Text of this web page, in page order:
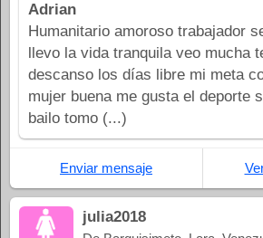
Adrian
Humanitario amoroso trabajador
llevo la vida tranquila veo mucha
descanso los días libre mi meta
mujer buena me gusta el deporte
bailo tomo (...)
Enviar mensaje
julia2018